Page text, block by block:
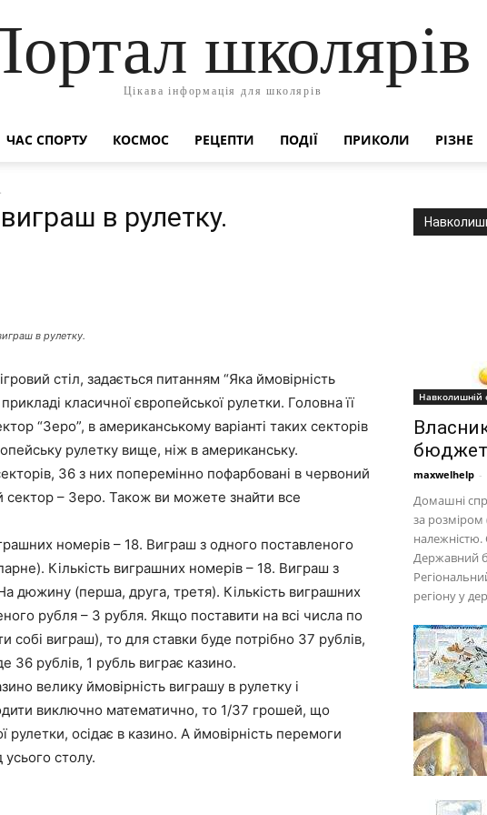
школярів
Цікава інформація для школярів
ЧАС СПОРТУ КОСМОС РЕЦЕПТИ ПОДІЇ ПРИКОЛИ РІЗНЕ
в рулетку.
в рулетку.
стіл, задається питанням “Яка ймовірність
класичної європейської рулетки. Головна її
“Зеро”, в американському варіанті таких секторів
рулетку вище, ніж в американську.
36 з них поперемінно пофарбовані в червоний
сектор – Зеро. Також ви можете знайти все
номерів – 18. Виграш з одного поставленого
Кількість виграшних номерів – 18. Виграш з
дюжину (перша, друга, третя). Кількість виграшних
рубля – 3 рубля. Якщо поставити на всі числа по
виграш), то для ставки буде потрібно 37 рублів,
рублів, 1 рубль виграє казино.
велику ймовірність виграшу в рулетку і
виключно математично, то 1/37 грошей, що
рулетки, осідає в казино. А ймовірність перемоги
усього столу.
Навколишній
maxwelhelp -
Домашні
за розміром
Державний
регіону у